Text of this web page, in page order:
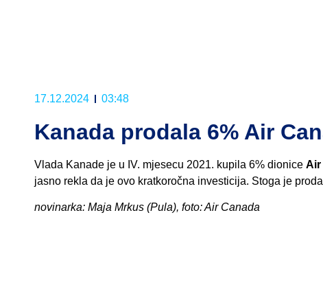
17.12.2024 03:48
Kanada prodala 6% Air
Vlada Kanade je u IV. mjesecu 2021. kupila 6% dionice Air
jasno rekla da je ovo kratkoročna investicija. Stoga je
novinarka: Maja Mrkus (Pula), foto: Air Canada